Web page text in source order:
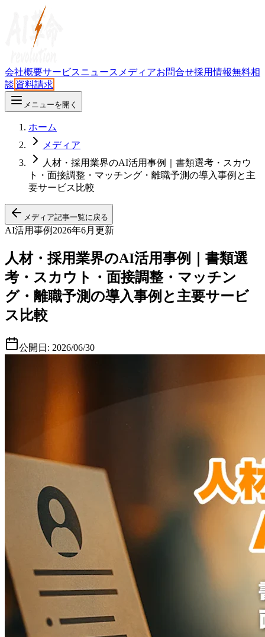
会社概要サービスニュース メディアお問合せ採用情報無料相
談 資料請求
メニューを開く
ホーム
メディア
人材・採用業界のAI活用事例｜書類選考・スカウ
ト・面接調整・マッチング・離職予測の導入事例と主
要サービス比較
メディア記事一覧に戻る
AI活用事例 2026年6月更新
人材・採用業界のAI活用事例｜書類選
考・スカウト・面接調整・マッチン
グ・離職予測の導入事例と主要サービ
ス比較
公開日: 2026/06/30